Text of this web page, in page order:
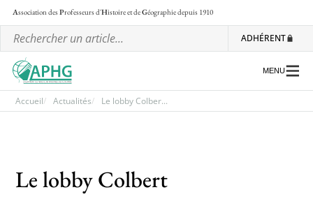
Association desProfesseurs d'Histoire et deGéographiedepuis 1910
ADHÉRENT
Les régionales
MENU
Accueil Actualités Le lobby Colber...
Le lobby Colbert